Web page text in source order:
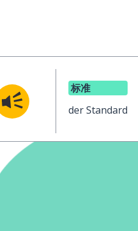
标准
der Standard